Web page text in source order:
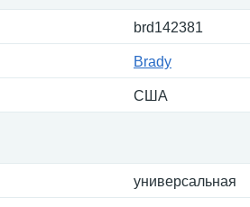
brd142381
Brady
США
универсальная